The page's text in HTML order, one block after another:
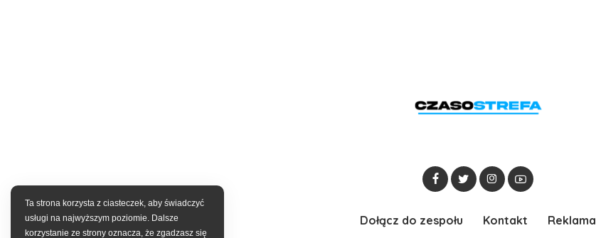
Dołącz do zespołu Kontakt Reklama
Ta strona korzysta z ciasteczek, aby świadczyć
usługi na najwyższym poziomie. Dalsze
korzystanie ze strony oznacza, że zgadzasz się